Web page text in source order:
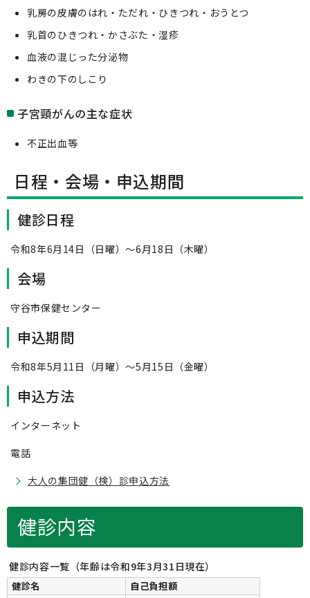
乳房の皮膚のはれ・ただれ・ひきつれ・おうとつ
乳首のひきつれ・かさぶた・湿疹
血液の混じった分泌物
わきの下のしこり
子宮頸がんの主な症状
不正出血等
日程・会場・申込期間
健診日程
令和8年6月14日（日曜）～6月18日（木曜）
会場
守谷市保健センター
申込期間
令和8年5月11日（月曜）～5月15日（金曜）
申込方法
インターネット
電話
大人の集団健（検）診申込方法
健診内容
健診内容一覧（年齢は令和9年3月31日現在）
健診名
自己負担額